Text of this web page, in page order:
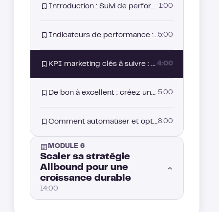
Introduction : Suivi de performance : comment mesurer et améliorer vos résultats 1:00
Indicateurs de performance : contenu marketing & prospection Allbound5:00
KPI marketing clés à suivre : mesurer la véritable performance de votre stratégie Allbound 4:00
De bon à excellent : créez une boucle pour faire évoluer votre stratégie Allbound 5:00
Comment automatiser et optimiser le suivi de la performance ?8:00
MODULE 6
Scaler sa stratégie
Allbound pour une
croissance durable
14:00